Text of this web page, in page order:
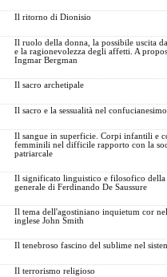
Il ritorno di Dionisio
Il ruolo della donna, la possibile uscita
e la ragionevolezza degli affetti. A
Ingmar Bergman
Il sacro archetipale
Il sacro e la sessualità nel confucianesimo
Il sangue in superficie. Corpi infantili e
femminili nel difficile rapporto con la
patriarcale
Il significato linguistico e filosofico della
generale di Ferdinando De Saussure
Il tema dell'agostiniano inquietum cor
inglese John Smith
Il tenebroso fascino del sublime nel
Il terrorismo religioso